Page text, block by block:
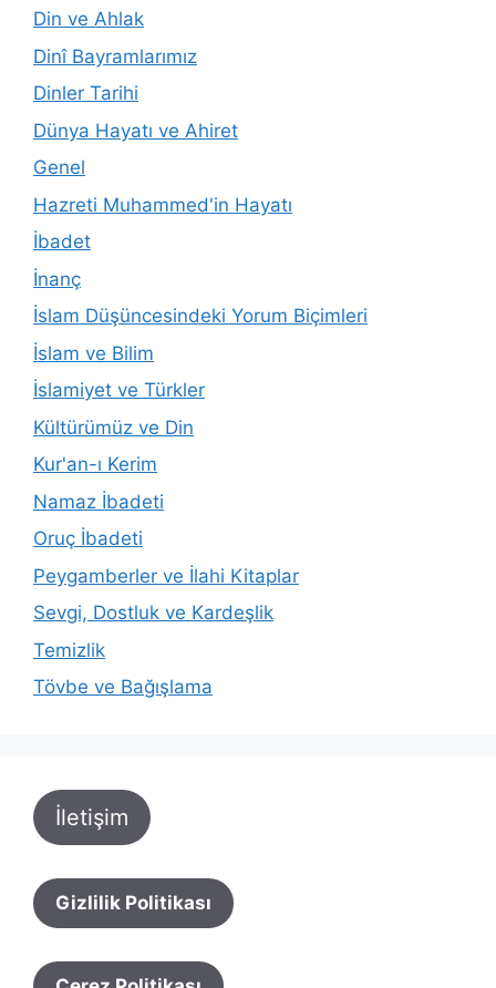
Din ve Ahlak
Dinî Bayramlarımız
Dinler Tarihi
Dünya Hayatı ve Ahiret
Genel
Hazreti Muhammed'in Hayatı
İbadet
İnanç
İslam Düşüncesindeki Yorum Biçimleri
İslam ve Bilim
İslamiyet ve Türkler
Kültürümüz ve Din
Kur'an-ı Kerim
Namaz İbadeti
Oruç İbadeti
Peygamberler ve İlahi Kitaplar
Sevgi, Dostluk ve Kardeşlik
Temizlik
Tövbe ve Bağışlama
İletişim
Gizlilik Politikası